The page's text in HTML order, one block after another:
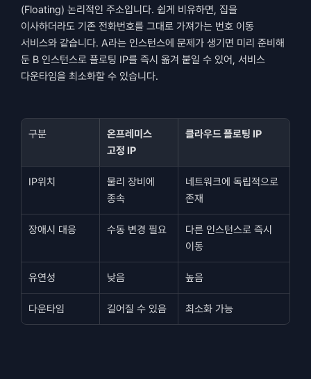
(Floating) 논리적인 주소입니다. 쉽게 비유하면, 집을
이사하더라도 기존 전화번호를 그대로 가져가는 번호 이동
서비스와 같습니다. A라는 인스턴스에 문제가 생기면 미리 준비해
둔 B 인스턴스로 플로팅 IP를 즉시 옮겨 붙일 수 있어, 서비스
다운타임을 최소화할 수 있습니다.
구분
온프레미스
고정 IP
클라우드 플로팅 IP
IP위치
물리 장비에
종속
네트워크에 독립적으로
존재
장애시 대응 수동 변경 필요
다른 인스턴스로 즉시
이동
유연성 낮음 높음
다운타임 길어질 수 있음 최소화 가능